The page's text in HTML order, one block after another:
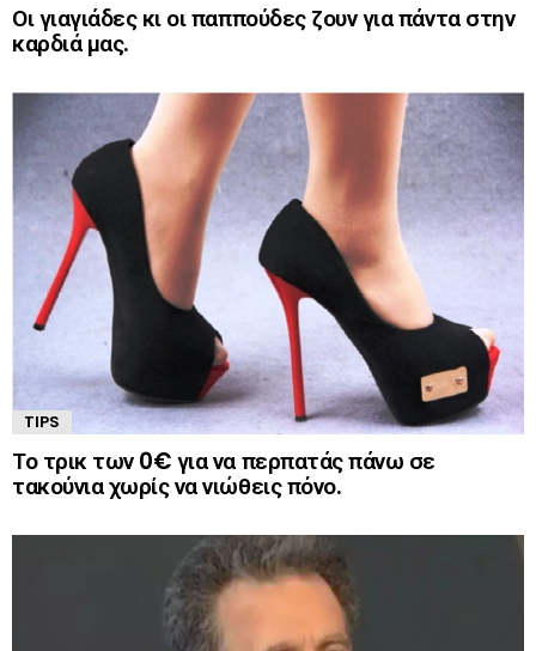
Οι γιαγιάδες κι οι παππούδες ζουν για πάντα στην
καρδιά μας.
TIPS
Το τρικ των 0€ για να περπατάς πάνω σε
τακούνια χωρίς να νιώθεις πόνο.